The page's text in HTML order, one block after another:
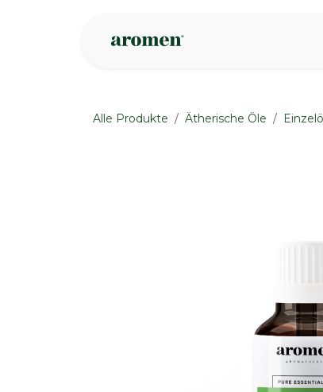
Alle Produkte Ätherische Öle